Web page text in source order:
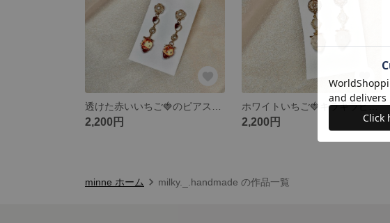
2,200円
ホワイトいちご🍓キラキラピアス🫧 パール ゴールド
2,200円
minne ホーム milky._.handmade の作品一覧